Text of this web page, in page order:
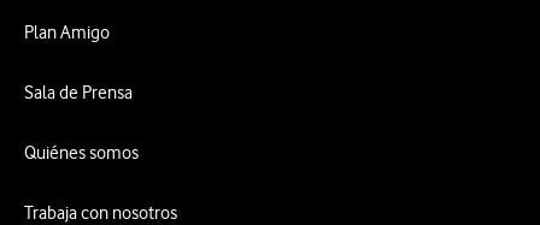
Plan Amigo
Sala de Prensa
Quiénes somos
Trabaja con nosotros